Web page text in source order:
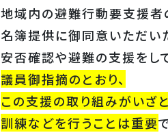
地域内の避難行動要支援者
名簿提供に御同意いただい
安否確認や避難の支援をし
議員御指摘のとおり、
この支援の取り組みがいざ
訓練などを行うことは重要